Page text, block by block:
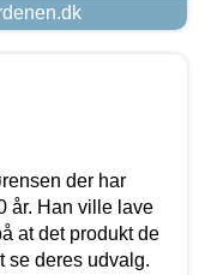
der har
år. Han ville lave
at det produkt de
se deres udvalg.